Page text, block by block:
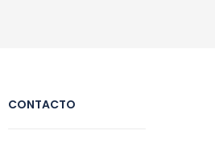
CONTACTO